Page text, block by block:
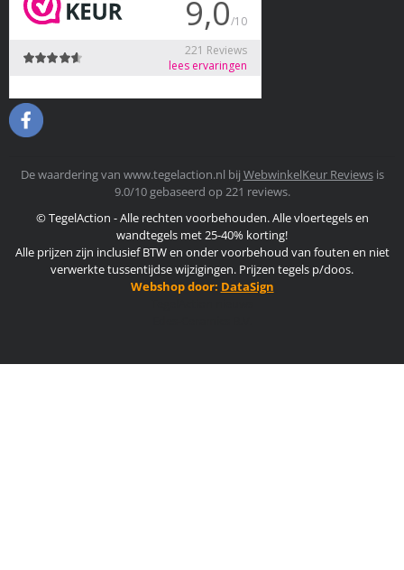
De waardering van www.tegelaction.nl bij WebwinkelKeur Reviewsis
9.0/10 gebaseerd op 221 reviews.
© TegelAction - Alle rechten voorbehouden. Alle vloertegels en
wandtegels met 25-40% korting!
Alle prijzen zijn inclusief BTW en onder voorbehoud van fouten en niet
verwerkte tussentijdse wijzigingen. Prijzen tegels p/doos.
Webshop door: DataSign